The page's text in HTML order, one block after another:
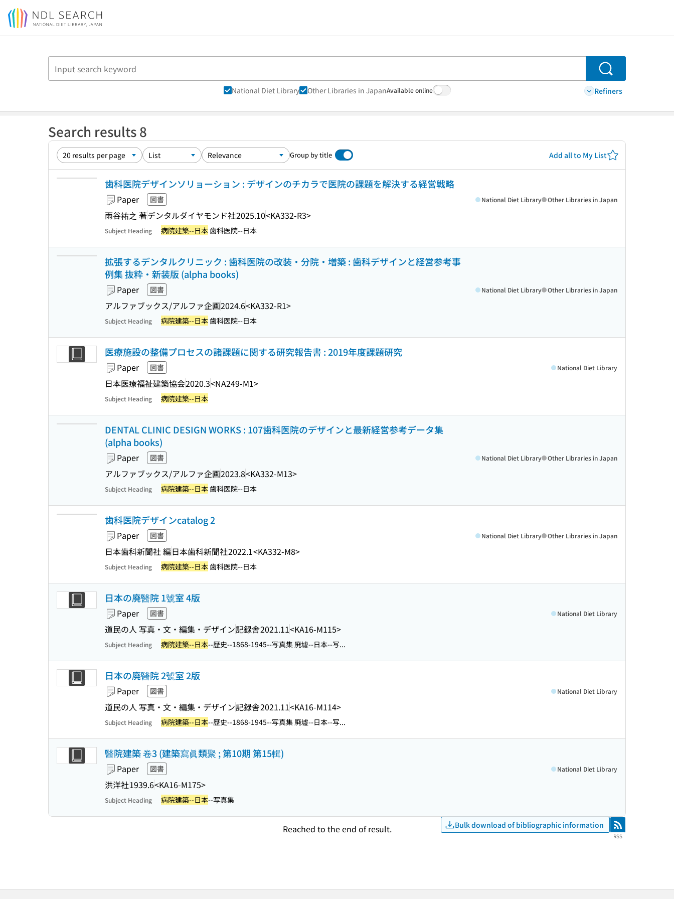
Jump to main content
Search
National Diet Library Other Libraries in JapanAvailable online Refiners
Search results 8
Group by title Add all to My List
歯科医院デザインソリョーション : デザインのチカラで医院の課題を解決する経営戦略
Paper 図書
雨谷祐之 著デンタルダイヤモンド社2025.10<KA332-R3>
National Diet Library Other Libraries in Japan
Subject Heading 病院建築--日本歯科医院--日本
拡張するデンタルクリニック : 歯科医院の改装・分院・増築 : 歯科デザインと経営参考事
例集 抜粋・新装版 (alpha books)
Paper 図書
アルファブックス/アルファ企画2024.6<KA332-R1>
National Diet Library Other Libraries in Japan
Subject Heading 病院建築--日本歯科医院--日本
医療施設の整備プロセスの諸課題に関する研究報告書 : 2019年度課題研究
Paper 図書
日本医療福祉建築協会2020.3<NA249-M1>
National Diet Library
Subject Heading 病院建築--日本
DENTAL CLINIC DESIGN WORKS : 107歯科医院のデザインと最新経営参考データ集
(alpha books)
Paper 図書
アルファブックス/アルファ企画2023.8<KA332-M13>
National Diet Library Other Libraries in Japan
Subject Heading 病院建築--日本歯科医院--日本
歯科医院デザインcatalog 2
Paper 図書
日本歯科新聞社 編日本歯科新聞社2022.1<KA332-M8>
National Diet Library Other Libraries in Japan
Subject Heading 病院建築--日本歯科医院--日本
日本の廃醫院 1號室 4版
Paper 図書
道民の人 写真・文・編集・デザイン記録舎2021.11<KA16-M115>
National Diet Library
Subject Heading 病院建築--日本--歴史--1868-1945--写真集 廃墟--日本--写...
日本の廃醫院 2號室 2版
Paper 図書
道民の人 写真・文・編集・デザイン記録舎2021.11<KA16-M114>
National Diet Library
Subject Heading 病院建築--日本--歴史--1868-1945--写真集 廃墟--日本--写...
醫院建築 卷3 (建築寫眞類聚 ; 第10期 第15輯)
Paper 図書
洪洋社1939.6<KA16-M175>
National Diet Library
Subject Heading 病院建築--日本--写真集
Reached to the end of result. Bulk download of bibliographic information RSS
RSS